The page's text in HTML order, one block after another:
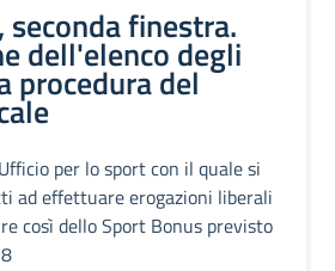
finestra.
dell'elenco degli
procedura del
per lo sport con il quale si
ad effettuare erogazioni liberali
così dello Sport Bonus previsto